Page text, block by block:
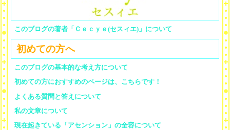
このブログの著者「Ｃｅｃｙｅ(セスィエ)」について
初めての方へ
このブログの基本的な考え方について
初めての方におすすめのページは、こちらです！
よくある質問と答えについて
私の文章について
現在起きている「アセンション」の全容について